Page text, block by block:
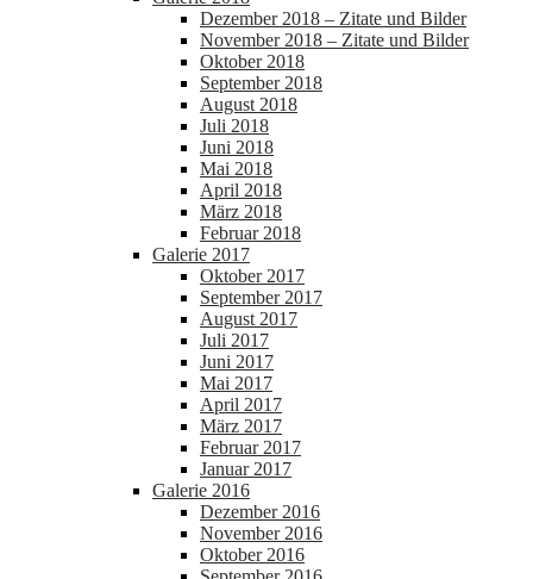
Dezember 2018 – Zitate und Bilder
November 2018 – Zitate und Bilder
Oktober 2018
September 2018
August 2018
Juli 2018
Juni 2018
Mai 2018
April 2018
März 2018
Februar 2018
Galerie 2017
Oktober 2017
September 2017
August 2017
Juli 2017
Juni 2017
Mai 2017
April 2017
März 2017
Februar 2017
Januar 2017
Galerie 2016
Dezember 2016
November 2016
Oktober 2016